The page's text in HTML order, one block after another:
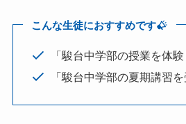
こんな生徒におすすめです
「駿台中学部の授業を体験
「駿台中学部の夏期講習を